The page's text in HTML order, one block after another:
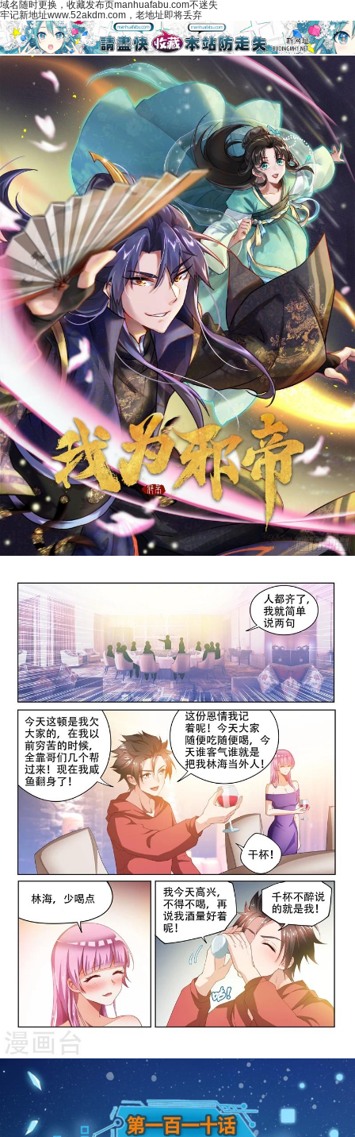
域名随时更换，收藏发布页manhuafabu.com不迷失
牢记新地址www.52akdm.com，老地址即将丢弃